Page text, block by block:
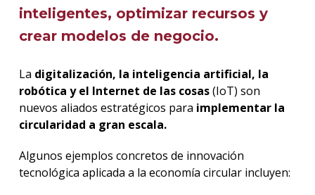
inteligentes, optimizar recursos y
crear modelos de negocio.
La digitalización, la inteligencia artificial, la
robótica y el Internet de las cosas(IoT) son
nuevos aliados estratégicos para implementar la
circularidad a gran escala.
Algunos ejemplos concretos de innovación
tecnológica aplicada a la economía circular incluyen: